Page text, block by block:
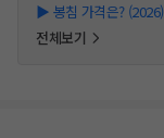
▶ 봉침 가격은? (2026)
전체보기